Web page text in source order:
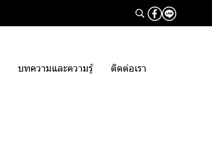
บทความและความรู้ ติดต่อเรา